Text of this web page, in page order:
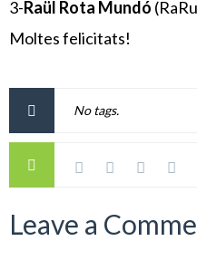
3-Raül Rota Mundó
Moltes felicitats!
No tags.
Leave a